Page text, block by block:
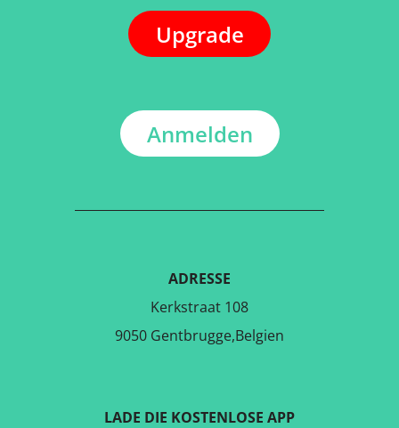
Upgrade
Anmelden
ADRESSE
Kerkstraat 108
9050 Gentbrugge,Belgien
LADE DIE KOSTENLOSE APP